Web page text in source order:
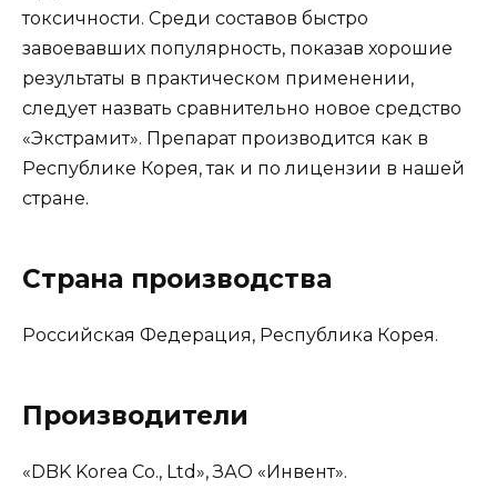
токсичности. Среди составов быстро
завоевавших популярность, показав хорошие
результаты в практическом применении,
следует назвать сравнительно новое средство
«Экстрамит». Препарат производится как в
Республике Корея, так и по лицензии в нашей
стране.
Страна производства
Российская Федерация, Республика Корея.
Производители
«DBK Korea Co., Ltd», ЗАО «Инвент».